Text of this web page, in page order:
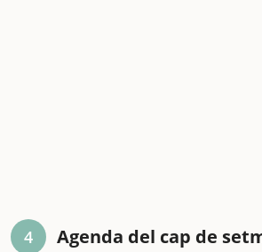
4 Agenda del cap de